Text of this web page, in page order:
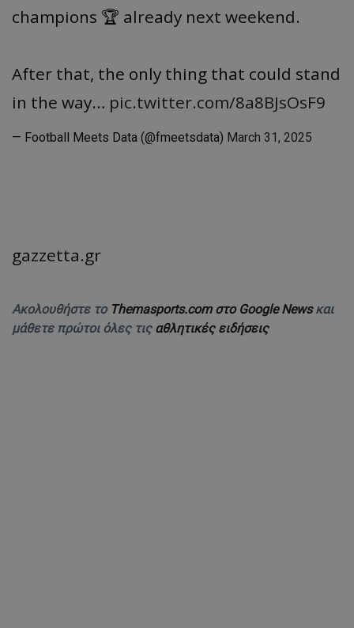
champions 🏆 already next weekend.
After that, the only thing that could stand
in the way… pic.twitter.com/8a8BJsOsF9
— Football Meets Data (@fmeetsdata) March 31, 2025
gazzetta.gr
Ακολουθήστε το Themasports.com στο Google Newsκαι
μάθετε πρώτοι όλες τις αθλητικές ειδήσεις